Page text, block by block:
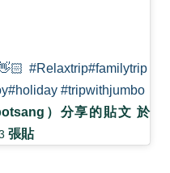
#Relaxtrip#familytrip
#tripwithjumbo
）分享的貼文 於
張貼